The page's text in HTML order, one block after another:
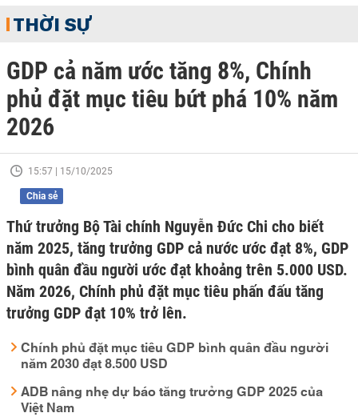
THỜI SỰ
GDP cả năm ước tăng 8%, Chính
phủ đặt mục tiêu bứt phá 10% năm
2026
15:57 | 15/10/2025
Chia sẻ
Thứ trưởng Bộ Tài chính Nguyễn Đức Chi cho biết
năm 2025, tăng trưởng GDP cả nước ước đạt 8%, GDP
bình quân đầu người ước đạt khoảng trên 5.000 USD.
Năm 2026, Chính phủ đặt mục tiêu phấn đấu tăng
trưởng GDP đạt 10% trở lên.
Chính phủ đặt mục tiêu GDP bình quân đầu người
năm 2030 đạt 8.500 USD
ADB nâng nhẹ dự báo tăng trưởng GDP 2025 của
Việt Nam